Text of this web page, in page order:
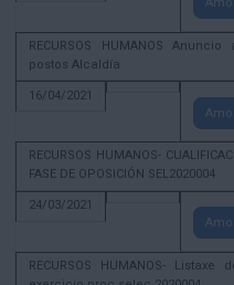
RECURSOS HUMANOS
postos Alcaldía
16/04/2021
RECURSOS HUMANOS-
FASE DE OPOSICIÓN SEL2020004
24/03/2021
RECURSOS HUMANOS-